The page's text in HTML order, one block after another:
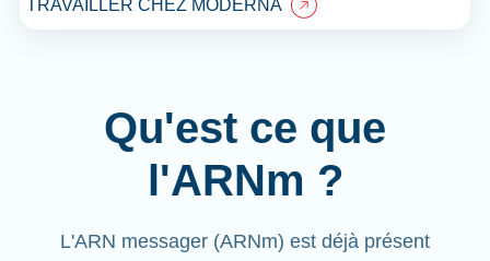
TRAVAILLER CHEZ MODERNA
Qu'est ce que
l'ARNm ?
L'ARN messager (ARNm) est déjà présent